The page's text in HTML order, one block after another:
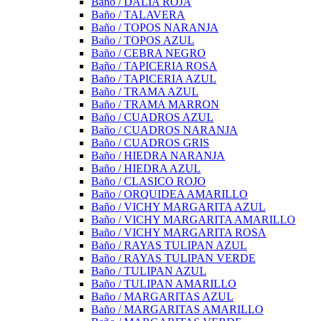
Baño / TALAVERA
Baño / TOPOS NARANJA
Baño / TOPOS AZUL
Baño / CEBRA NEGRO
Baño / TAPICERIA ROSA
Baño / TAPICERIA AZUL
Baño / TRAMA AZUL
Baño / TRAMA MARRON
Baño / CUADROS AZUL
Baño / CUADROS NARANJA
Baño / CUADROS GRIS
Baño / HIEDRA NARANJA
Baño / HIEDRA AZUL
Baño / CLASICO ROJO
Baño / ORQUIDEA AMARILLO
Baño / VICHY MARGARITA AZUL
Baño / VICHY MARGARITA AMARILLO
Baño / VICHY MARGARITA ROSA
Baño / RAYAS TULIPAN AZUL
Baño / RAYAS TULIPAN VERDE
Baño / TULIPAN AZUL
Baño / TULIPAN AMARILLO
Baño / MARGARITAS AZUL
Baño / MARGARITAS AMARILLO